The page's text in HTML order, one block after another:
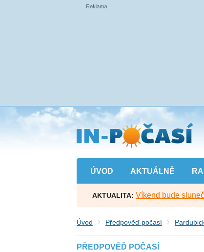
Přejít
na
hlavní
obsah
ÚVOD AKTUÁLNĚ
AKTUALITA: Víkend bude
Úvod Předpověď počasí
PŘEDPOVĚĎ POČASÍ